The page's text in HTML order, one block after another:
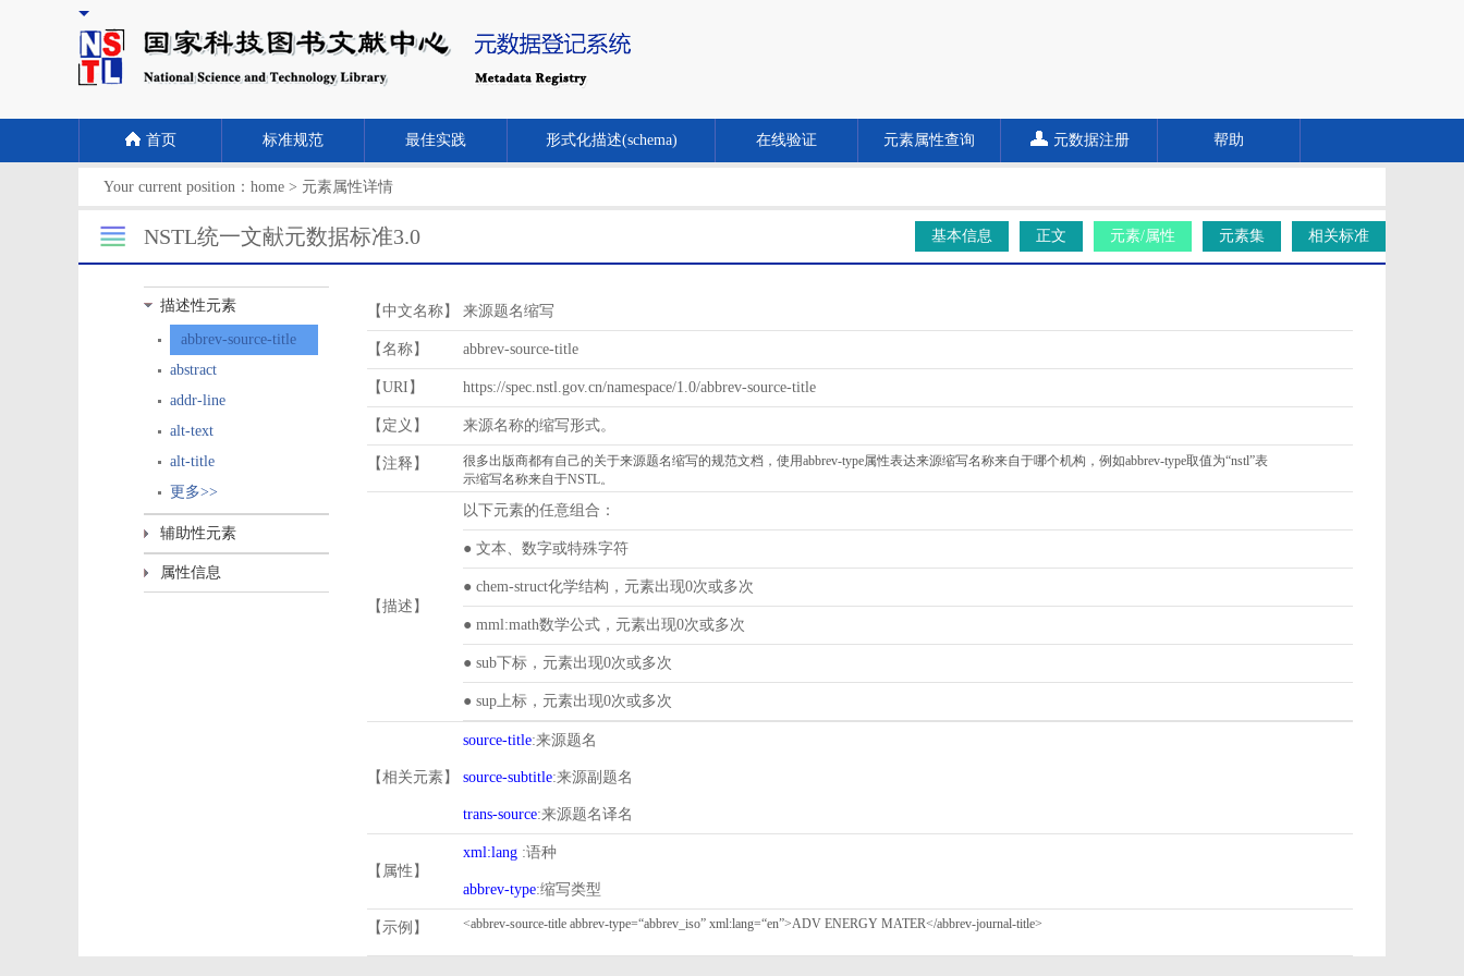
首页 标准规范 最佳实践 形式化描述(schema) 在线验证 元素属性查询 元数据注册 帮助
Your current position： home > 元素属性详情
NSTL统一文献元数据标准3.0 基本信息 正文 元素/属性 元素集 相关标准
描述性元素
abbrev-source-title
abstract
addr-line
alt-text
alt-title
更多>>
辅助性元素
属性信息
【中文名称】 来源题名缩写
【名称】 abbrev-source-title
【URI】 https://spec.nstl.gov.cn/namespace/1.0/abbrev-source-title
【定义】 来源名称的缩写形式。
【注释】
【描述】
以下元素的任意组合：
● 文本、数字或特殊字符
● chem-struct化学结构，元素出现0次或多次
● mml:math数学公式，元素出现0次或多次
● sub下标，元素出现0次或多次
● sup上标，元素出现0次或多次
【相关元素】
source-title:来源题名
source-subtitle:来源副题名
trans-source:来源题名译名
【属性】
xml:lang :语种
abbrev-type:缩写类型
【示例】